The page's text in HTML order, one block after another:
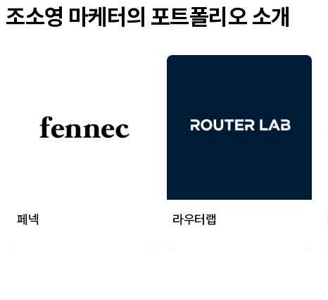
조소영 마케터의 포트폴리오 소개
페넥 라우터랩